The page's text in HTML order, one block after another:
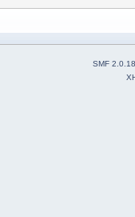
SMF 2.0.18